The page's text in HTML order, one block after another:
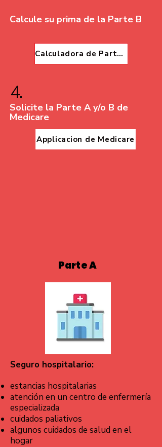
Calcule su prima de la Parte B
Calculadora de Parte B
4.
Solicite la Parte A y/o B de
Medicare
Applicacion de Medicare
Parte A
Seguro hospitalario:
estancias hospitalarias
atención en un centro de enfermería
especializada
cuidados paliativos
algunos cuidados de salud en el
hogar